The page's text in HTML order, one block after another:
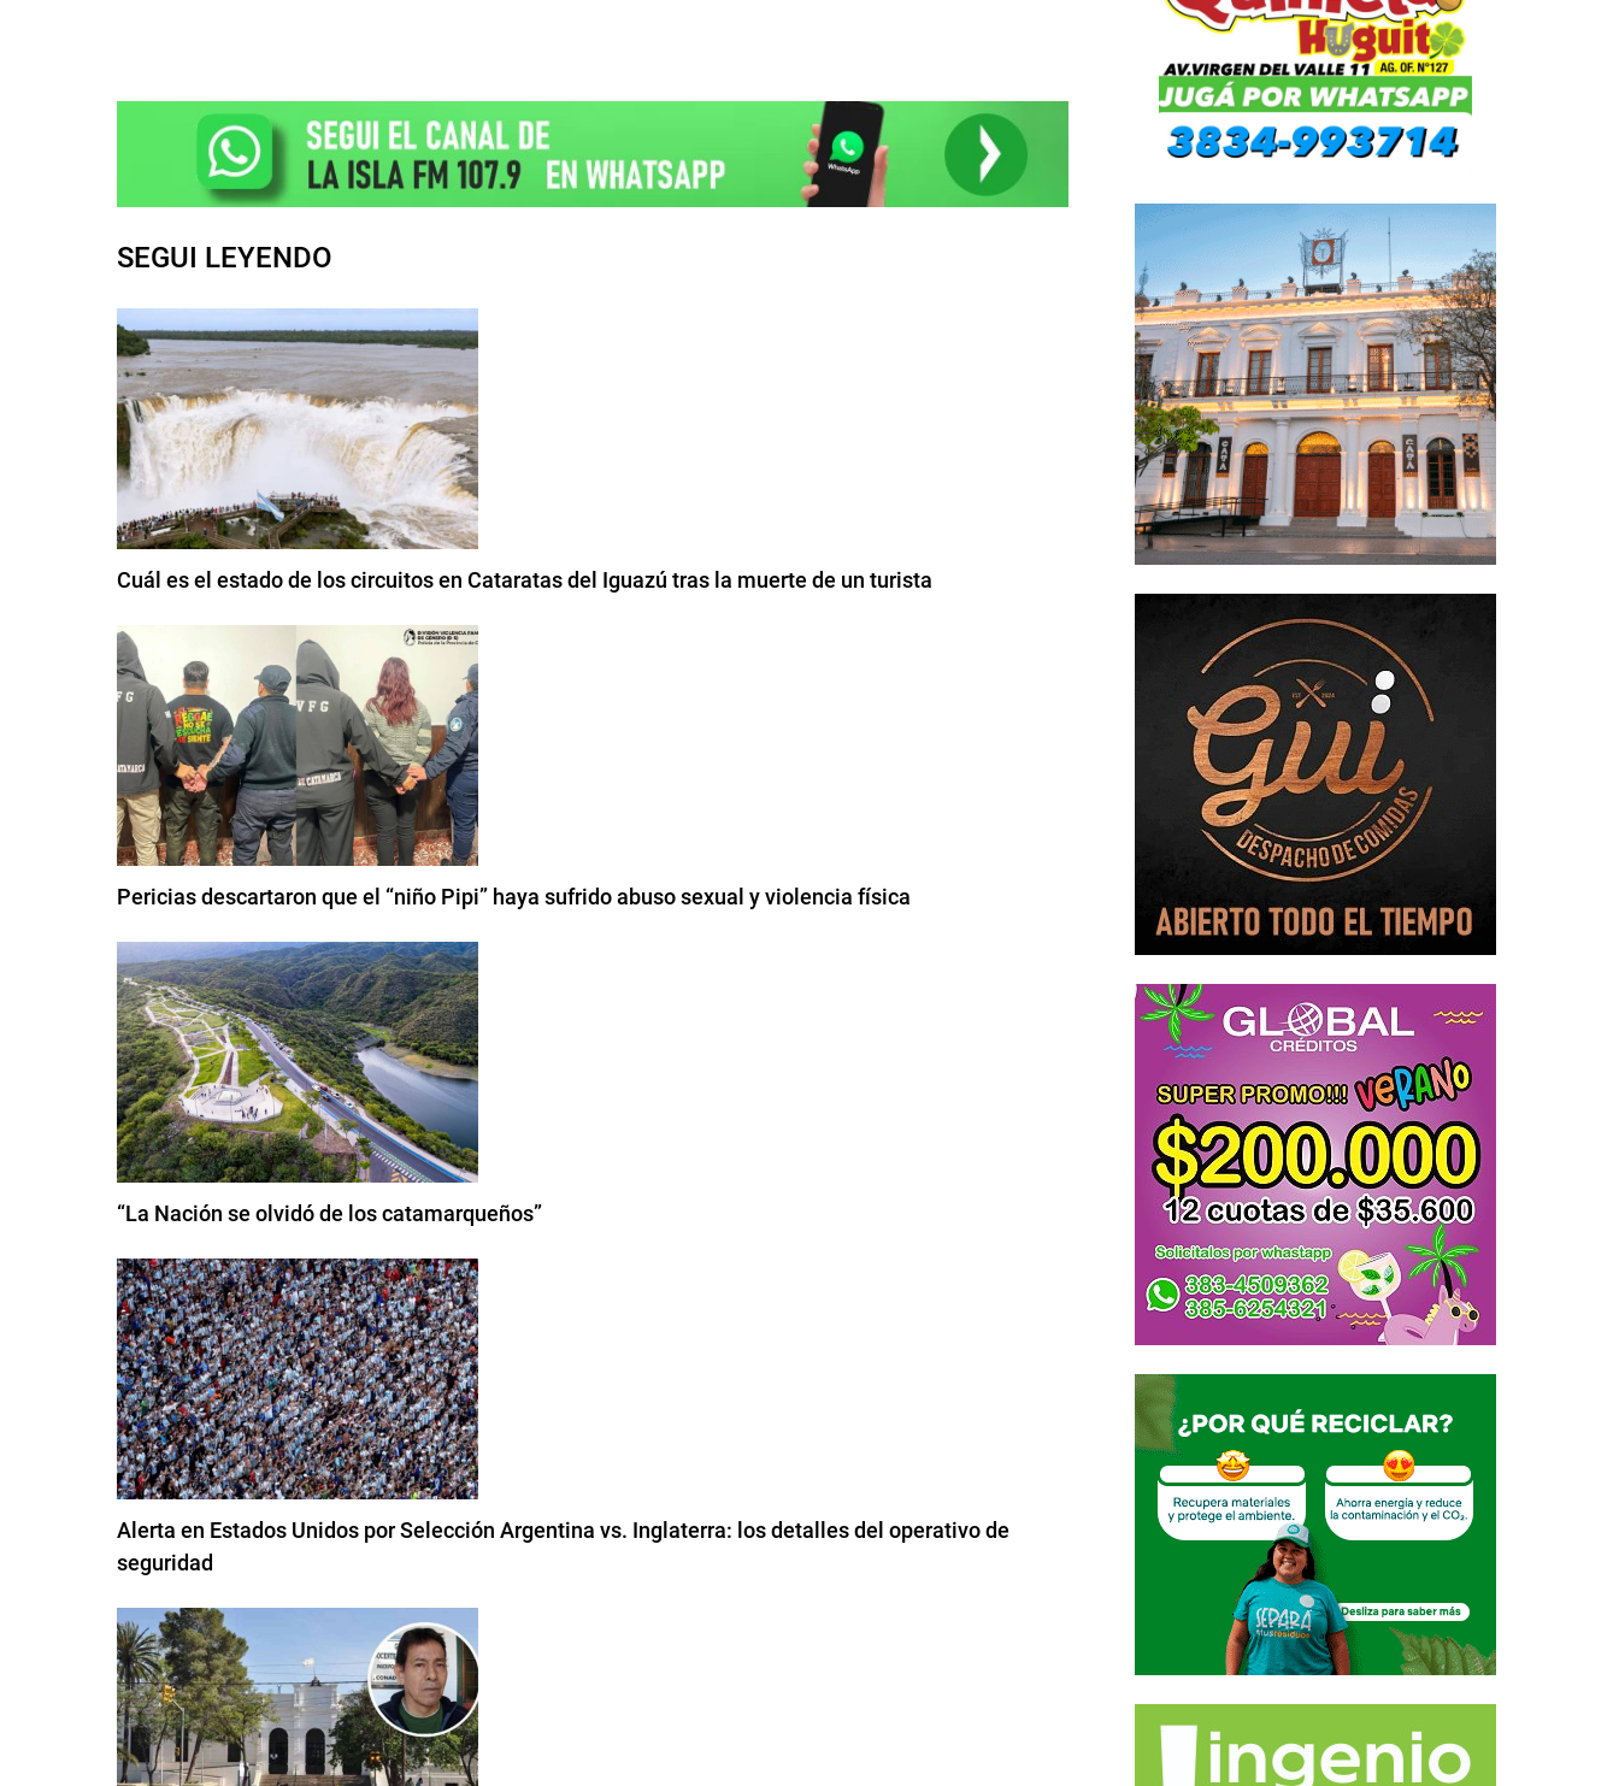
SEGUI LEYENDO
Cuál es el estado de los circuitos en Cataratas del Iguazú tras la muerte de un turista
Pericias descartaron que el “niño Pipi” haya sufrido abuso sexual y violencia física
“La Nación se olvidó de los catamarqueños”
Alerta en Estados Unidos por Selección Argentina vs. Inglaterra: los detalles del operativo de
seguridad